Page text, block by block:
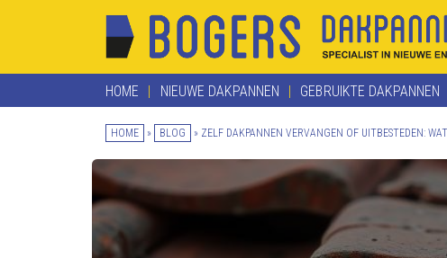
HOME NIEUWE DAKPANNEN GEBRUIKTE DAKPANNEN
HOME » BLOG » ZELF DAKPANNEN VERVANGEN OF UITBESTEDEN: